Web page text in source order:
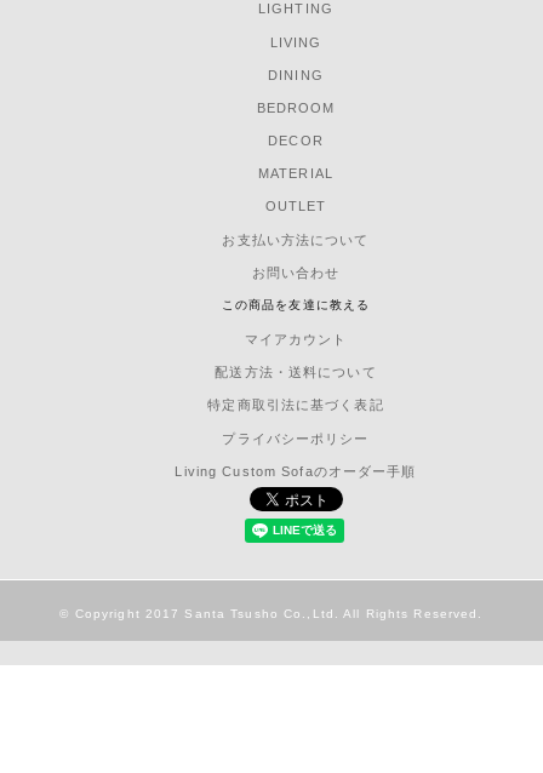
LIGHTING
LIVING
DINING
BEDROOM
DECOR
MATERIAL
OUTLET
お支払い方法について
お問い合わせ
この商品を友達に教える
マイアカウント
配送方法・送料について
特定商取引法に基づく表記
プライバシーポリシー
Living Custom Sofaのオーダー手順
© Copyright 2017 Santa Tsusho Co.,Ltd. All Rights Reserved.